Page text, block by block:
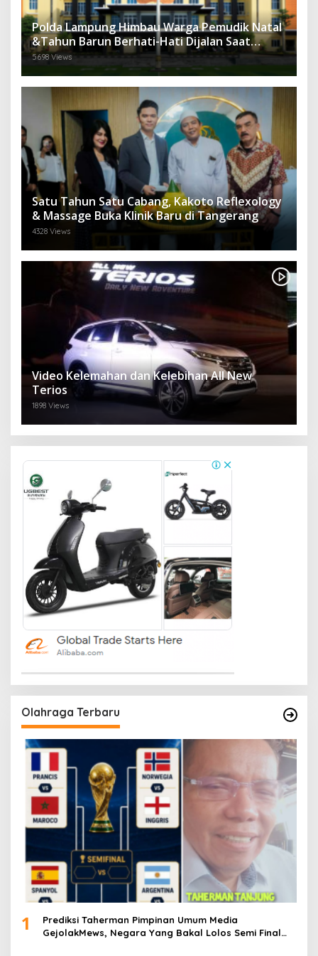
Polda Lampung Himbau Warga Pemudik Natal
&Tahun Barun Berhati-Hati Dijalan Saat
Melintas di -Titik Rawan Kecelakaan
5698 Views
Satu Tahun Satu Cabang, Kakoto Reflexology
& Massage Buka Klinik Baru di Tangerang
4328 Views
Video Kelemahan dan Kelebihan All New
Terios
1898 Views
Olahraga Terbaru
1
Prediksi Taherman Pimpinan Umum Media
GejolakMews, Negara Yang Bakal Lolos Semi Final